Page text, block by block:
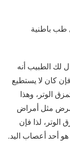
طب باطنية
لك الطبيب أنه
كان لا يستطيع
الوتر، وهذا
مرض مثل أمراض
الوتر، لذا فإن
أحد أعصاب اليد.